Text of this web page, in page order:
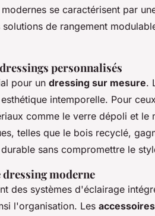
se caractérisent par
de rangement
personnalisés
pour un dressing sur mesure.
intemporelle. Pour
comme le verre dépoli et le
telles que le bois recyclé,
sans compromettre le
moderne
des systèmes d'éclairage
l'organisation. Les